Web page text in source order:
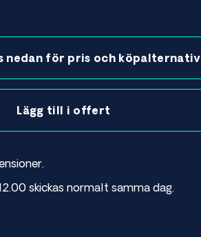
nedan för pris och köpalternativ
Lägg till i offert
skickas normalt samma dag.